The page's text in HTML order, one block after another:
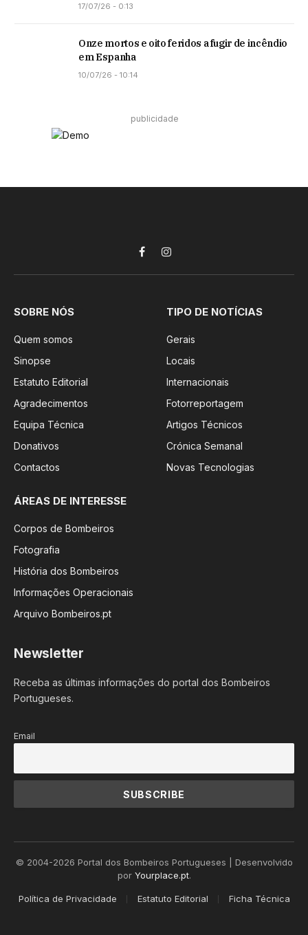
17/07/26 - 0:13
Onze mortos e oito feridos a fugir de incêndio
em Espanha
10/07/26 - 10:14
publicidade
FacebookInstagram
SOBRE NÓS
Quem somos
Sinopse
Estatuto Editorial
Agradecimentos
Equipa Técnica
Donativos
Contactos
TIPO DE NOTÍCIAS
Gerais
Locais
Internacionais
Fotorreportagem
Artigos Técnicos
Crónica Semanal
Novas Tecnologias
ÁREAS DE INTERESSE
Corpos de Bombeiros
Fotografia
História dos Bombeiros
Informações Operacionais
Arquivo Bombeiros.pt
Newsletter
Receba as últimas informações do portal dos Bombeiros
Portugueses.
Email
© 2004-2026 Portal dos Bombeiros Portugueses | Desenvolvido
por Yourplace.pt.
Política de Privacidade Estatuto Editorial Ficha Técnica